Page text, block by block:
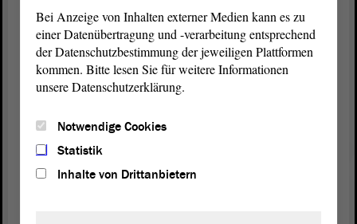
Bei der Anhörung zu Gast waren:
der Landkreistag Sachsen-Anhalt,
der Städte- und Gemeindebund Sachsen-Anhalt,
der Kreisbrandmeister des Landkreises Anhalt-
Bitterfeld,
Bei Anzeige von Inhalten externer Medien kann es zu
einer Datenübertragung und -verarbeitung entsprechend
der Datenschutzbestimmung der jeweiligen Plattformen
kommen. Bitte lesen Sie für weitere Informationen
unsere Datenschutzerklärung.
Notwendige Cookies
Statistik
Inhalte von Drittanbietern